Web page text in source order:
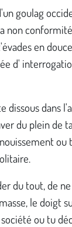
goulag
non
en
d'
dissous dans
du plein de
ou
du tout, de
le doigt
ou tu